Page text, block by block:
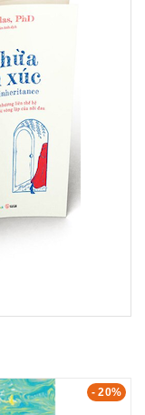
- 20%